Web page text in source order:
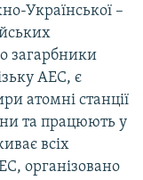
Української –
загарбники
АЕС, є
атомні станції
та працюють у
всіх
організовано